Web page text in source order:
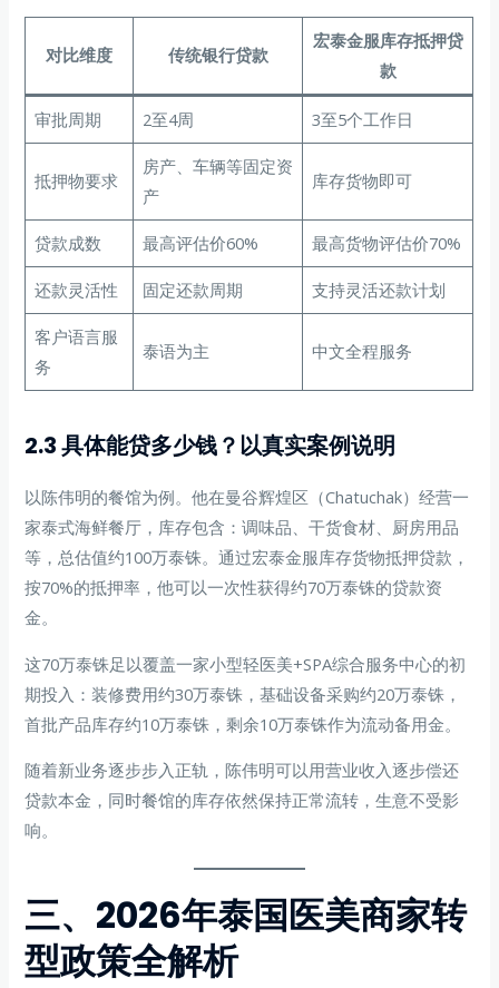
对比维度 传统银行贷款
宏泰金服库存抵押贷
款
审批周期 2至4周 3至5个工作日
抵押物要求
房产、车辆等固定资
产
库存货物即可
贷款成数 最高评估价60% 最高货物评估价70%
还款灵活性 固定还款周期 支持灵活还款计划
客户语言服
务
泰语为主 中文全程服务
2.3 具体能贷多少钱？以真实案例说明
以陈伟明的餐馆为例。他在曼谷辉煌区（Chatuchak）经营一
家泰式海鲜餐厅，库存包含：调味品、干货食材、厨房用品
等，总估值约100万泰铢。通过宏泰金服库存货物抵押贷款，
按70%的抵押率，他可以一次性获得约70万泰铢的贷款资
金。
这70万泰铢足以覆盖一家小型轻医美+SPA综合服务中心的初
期投入：装修费用约30万泰铢，基础设备采购约20万泰铢，
首批产品库存约10万泰铢，剩余10万泰铢作为流动备用金。
随着新业务逐步步入正轨，陈伟明可以用营业收入逐步偿还
贷款本金，同时餐馆的库存依然保持正常流转，生意不受影
响。
三、2026年泰国医美商家转
型政策全解析